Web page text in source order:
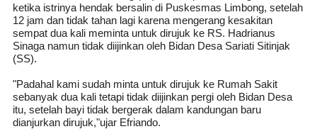
ketika istrinya hendak bersalin di Puskesmas Limbong, setelah
12 jam dan tidak tahan lagi karena mengerang kesakitan
sempat dua kali meminta untuk dirujuk ke RS. Hadrianus
Sinaga namun tidak diijinkan oleh Bidan Desa Sariati Sitinjak
(SS).
"Padahal kami sudah minta untuk dirujuk ke Rumah Sakit
sebanyak dua kali tetapi tidak diijinkan pergi oleh Bidan Desa
itu, setelah bayi tidak bergerak dalam kandungan baru
dianjurkan dirujuk,"ujar Efriando.